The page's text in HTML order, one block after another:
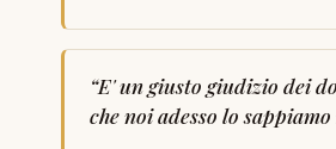
“E' un giusto giudizio dei
che noi adesso lo